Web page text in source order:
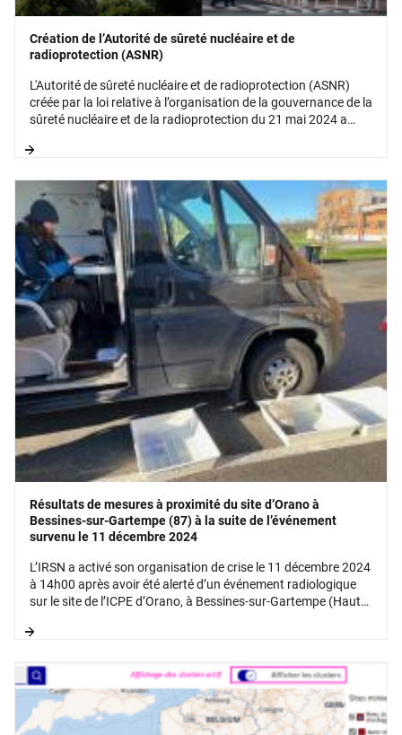
Création de l’Autorité de sûreté nucléaire et de
radioprotection (ASNR)
L'Autorité de sûreté nucléaire et de radioprotection (ASNR)
créée par la loi relative à l’organisation de la gouvernance de la
sûreté nucléaire et de la radioprotection du 21 mai 2024 a
l’Autorité de sûreté nucléaire (ASN) et de l’Institut de
Résultats de mesures à proximité du site d’Orano à
Bessines-sur-Gartempe (87) à la suite de l’événement
survenu le 11 décembre 2024
L’IRSN a activé son organisation de crise le 11 décembre 2024
à 14h00 après avoir été alerté d’un événement radiologique
sur le site de l’ICPE d’Orano, à Bessines-sur-Gartempe (Haute